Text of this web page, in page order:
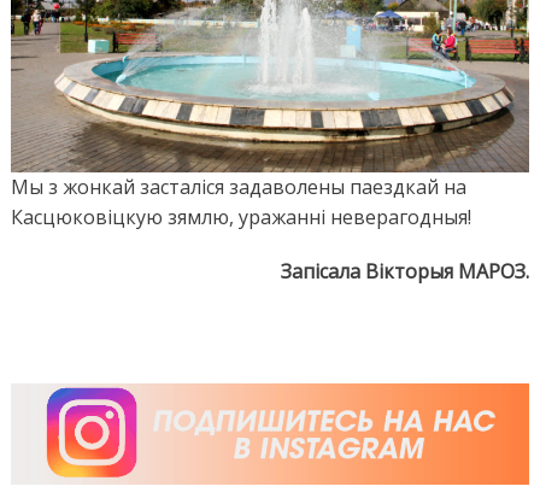
Мы з жонкай засталіся задаволены паездкай на
Касцюковіцкую зямлю, уражанні неверагодныя!
Запісала Вікторыя МАРОЗ.